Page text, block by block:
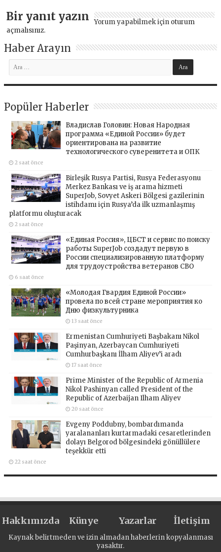
Bir yanıt yazın Yorum yapabilmek için oturum
açmalısınız.
Haber Arayın
Popüler Haberler
Владислав Головин: Новая Народная
программа «Единой России» будет
ориентирована на развитие
технологического суверенитета и ОПК
2 saat önce
Birleşik Rusya Partisi, Rusya Federasyonu
Merkez Bankası ve iş arama hizmeti
SuperJob, Sovyet Askeri Bölgesi gazilerinin
istihdamı için Rusya’da ilk uzmanlaşmış
platformu oluşturacak
2 saat önce
«Единая Россия», ЦБСТ и сервис по поиску
работы SuperJob создадут первую в
России специализированную платформу
для трудоустройства ветеранов СВО
6 saat önce
«Молодая Гвардия Единой России»
провела по всей стране мероприятия ко
Дню физкультурника
13 saat önce
Ermenistan Cumhuriyeti Başbakanı Nikol
Paşinyan, Azerbaycan Cumhuriyeti
Cumhurbaşkanı İlham Aliyev’i aradı
17 saat önce
Prime Minister of the Republic of Armenia
Nikol Pashinyan called President of the
Republic of Azerbaijan Ilham Aliyev
20 saat önce
Evgeny Poddubny, bombardımanda
yaralananları kurtarmadaki cesaretlerinden
dolayı Belgorod bölgesindeki gönüllülere
teşekkür etti
22 saat önce
Hakkımızda Künye Yazarlar İletişim
Kaynak belirtmeden ve izin almadan haberlerin kopyalanması
yasaktır.